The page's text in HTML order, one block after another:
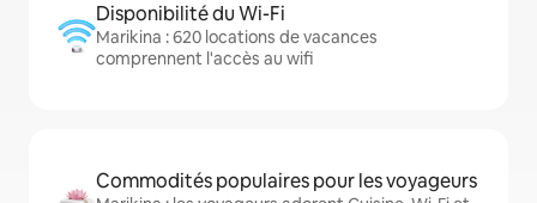
Disponibilité du Wi-Fi
Marikina : 620 locations de vacances
comprennent l'accès au wifi
Commodités populaires pour les voyageurs